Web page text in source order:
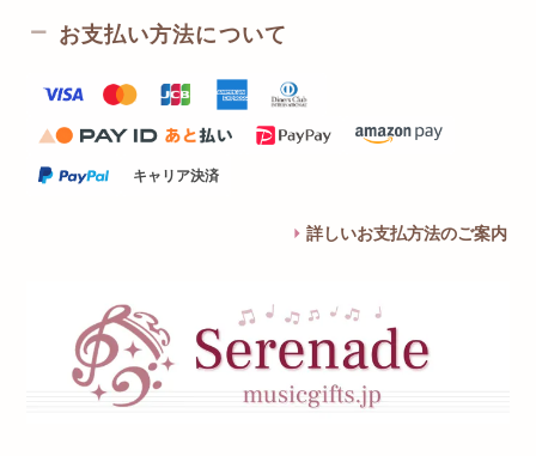
お支払い方法について
キャリア決済
詳しいお支払方法のご案内